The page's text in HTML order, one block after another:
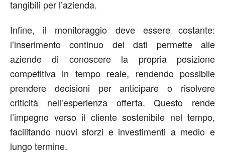
tangibili per l’azienda.
Infine, il monitoraggio deve essere costante:
l’inserimento continuo dei dati permette alle
aziende di conoscere la propria posizione
competitiva in tempo reale, rendendo possibile
prendere decisioni per anticipare o risolvere
criticità nell’esperienza offerta. Questo rende
l’impegno verso il cliente sostenibile nel tempo,
facilitando nuovi sforzi e investimenti a medio e
lungo termine.